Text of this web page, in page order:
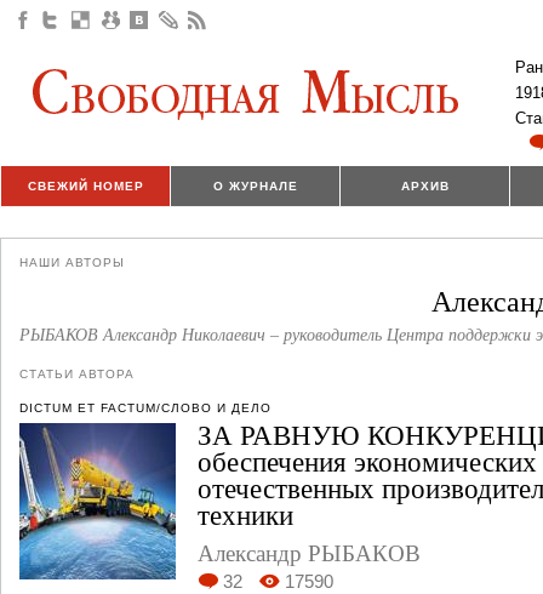
СВЕЖИЙ НОМЕР О ЖУРНАЛЕ АРХИВ
НАШИ АВТОРЫ
РЫБАКОВ Александр Николаевич – руководитель Центра поддержки
СТАТЬИ АВТОРА
DICTUM ET FACTUM/СЛОВО И ДЕЛО
ЗА РАВНУЮ
обеспечения экономических
отечественных
техники
Александр РЫБАКОВ
32 17590